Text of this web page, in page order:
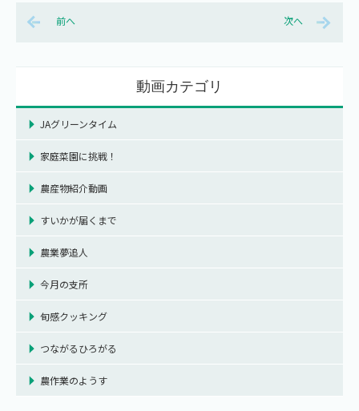
前へ 次へ
動画カテゴリ
JAグリーンタイム
家庭菜園に挑戦！
農産物紹介動画
すいかが届くまで
農業夢追人
今月の支所
旬感クッキング
つながるひろがる
農作業のようす